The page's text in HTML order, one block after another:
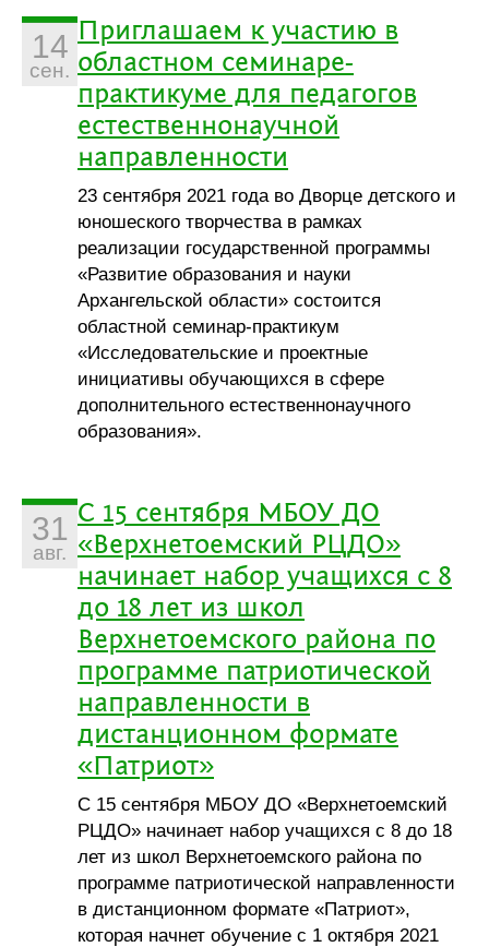
14
сен.
Приглашаем к участию в
областном семинаре-
практикуме для педагогов
естественнонаучной
направленности
23 сентября 2021 года во Дворце детского и
юношеского творчества в рамках
реализации государственной программы
«Развитие образования и науки
Архангельской области» состоится
областной семинар-практикум
«Исследовательские и проектные
инициативы обучающихся в сфере
дополнительного естественнонаучного
образования».
31
авг.
С 15 сентября МБОУ ДО
«Верхнетоемский РЦДО»
начинает набор учащихся с 8
до 18 лет из школ
Верхнетоемского района по
программе патриотической
направленности в
дистанционном формате
«Патриот»
С 15 сентября МБОУ ДО «Верхнетоемский
РЦДО» начинает набор учащихся с 8 до 18
лет из школ Верхнетоемского района по
программе патриотической направленности
в дистанционном формате «Патриот»,
которая начнет обучение с 1 октября 2021